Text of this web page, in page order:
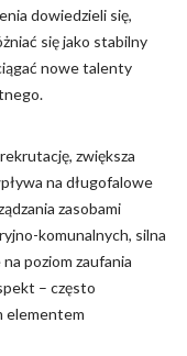
dowiedzieli się,
się jako stabilny
nowe talenty
zwiększa
na długofalowe
zasobami
komunalnych, silna
poziom zaufania
– często
elementem